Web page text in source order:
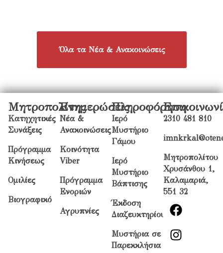
Όλα τα Νέα & Ανακοινώσεις
Μητροπολίτης
Κατηχητικές
Συνάξεις
Πρόγραμμα
Κινήσεως
Ομιλίες
Βιογραφικό
Ενημερώσεις
Νέα &
Ανακοινώσεις
Κοινότητα
Viber
Πρόγραμμα
Ενοριών
Αγρυπνίες
Πληροφόρηση
Ιερό
Μυστήριο
Γάμου
Ιερό
Μυστήριο
Βάπτισης
Έκδοση
Διαζευκτηρίου
Μυστήρια σε
Παρεκκλήσια
2310 481 810
Μητροπολίτου
Χρυσάνθου 1,
Καλαμαριά,
551 32